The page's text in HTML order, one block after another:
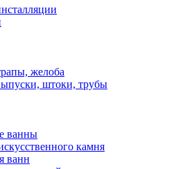
желоба
штоки, трубы
ванны
камня
ванн